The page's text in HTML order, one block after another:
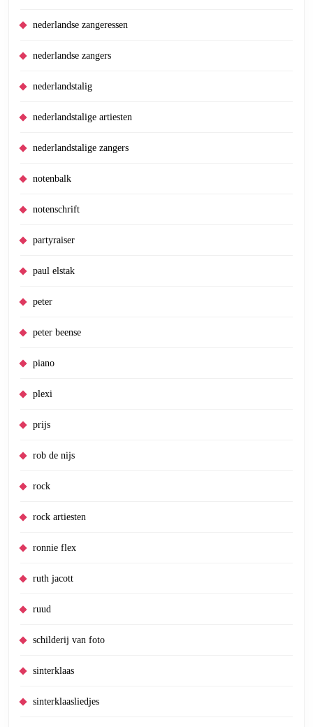
nederlandse zangeressen
nederlandse zangers
nederlandstalig
nederlandstalige artiesten
nederlandstalige zangers
notenbalk
notenschrift
partyraiser
paul elstak
peter
peter beense
piano
plexi
prijs
rob de nijs
rock
rock artiesten
ronnie flex
ruth jacott
ruud
schilderij van foto
sinterklaas
sinterklaasliedjes